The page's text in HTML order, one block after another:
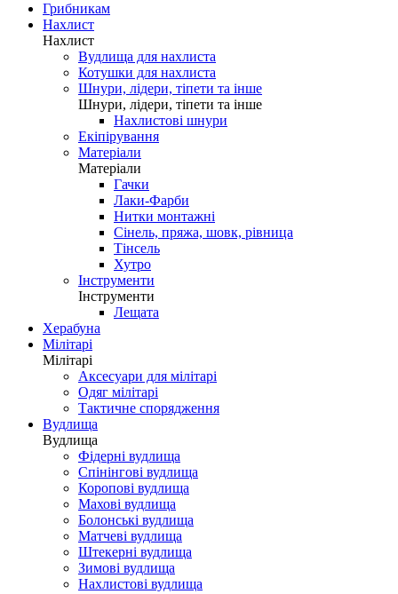
Грибникам
Нахлист
Нахлист
Вудлища для нахлиста
Котушки для нахлиста
Шнури, лідери, тіпети та інше
Шнури, лідери, тіпети та інше
Нахлистові шнури
Екіпірування
Матеріали
Матеріали
Гачки
Лаки-Фарби
Нитки монтажні
Сінель, пряжа, шовк, рівница
Тінсель
Хутро
Інструменти
Інструменти
Лещата
Херабуна
Мілітарі
Мілітарі
Аксесуари для мілітарі
Одяг мілітарі
Тактичне спорядження
Вудлища
Вудлища
Фідерні вудлища
Спінінгові вудлища
Коропові вудлища
Махові вудлища
Болонські вудлища
Матчеві вудлища
Штекерні вудлища
Зимові вудлища
Нахлистові вудлища